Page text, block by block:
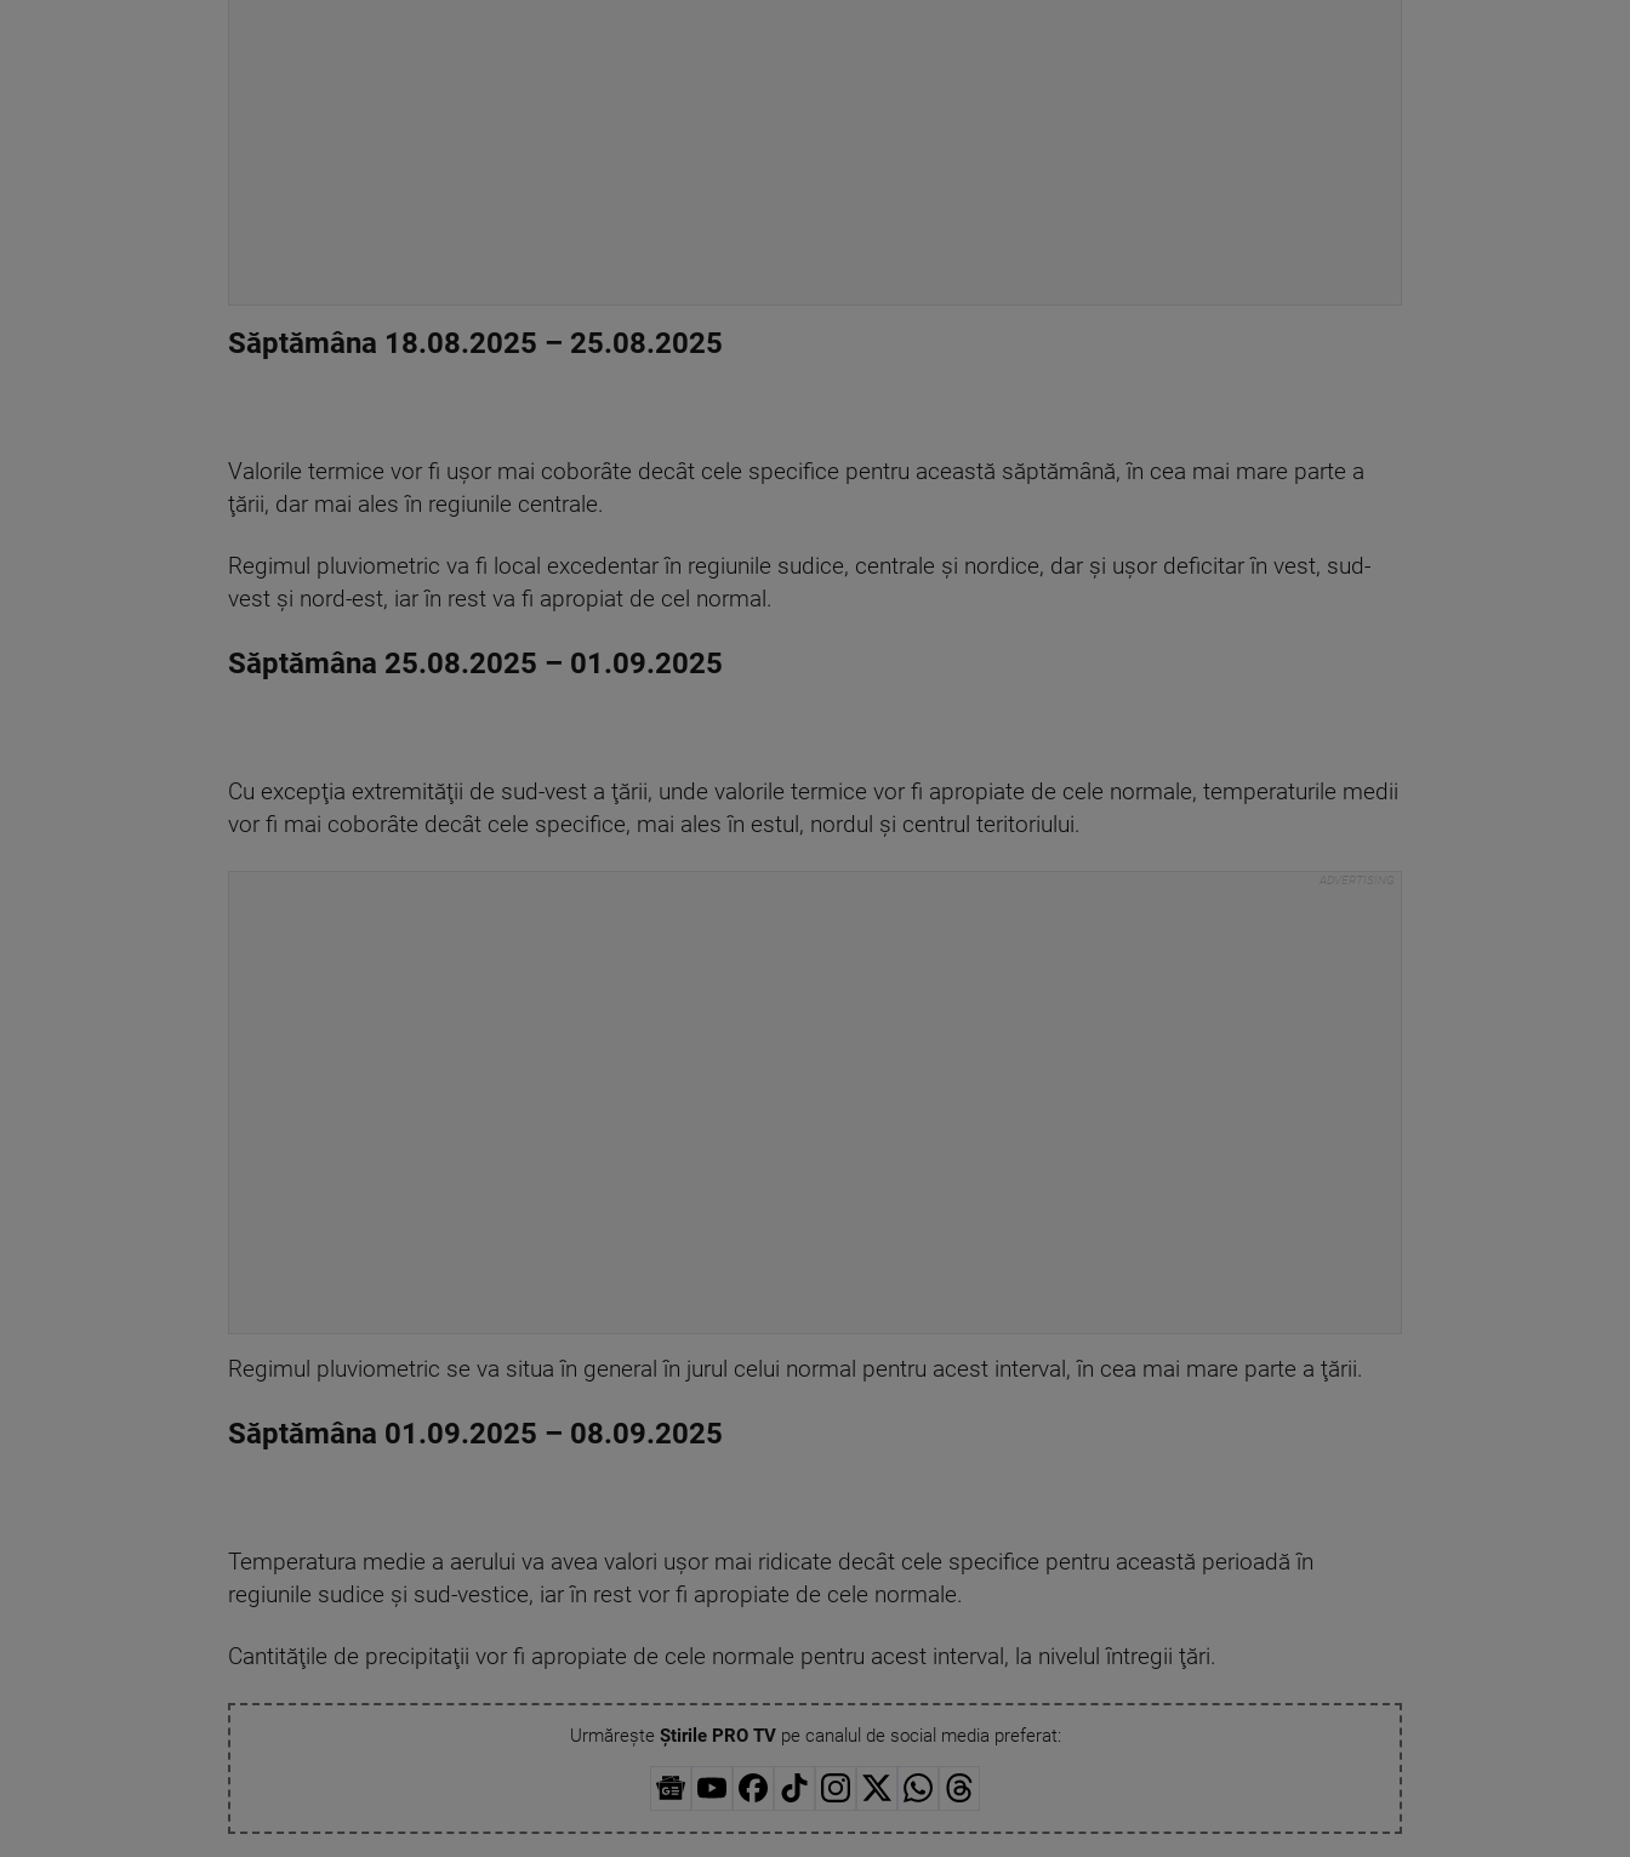
Săptămâna 18.08.2025 – 25.08.2025
Valorile termice vor fi uşor mai coborâte decât cele specifice pentru această săptămână, în cea mai mare parte a
ţării, dar mai ales în regiunile centrale.
Regimul pluviometric va fi local excedentar în regiunile sudice, centrale şi nordice, dar şi uşor deficitar în vest, sud-
vest şi nord-est, iar în rest va fi apropiat de cel normal.
Săptămâna 25.08.2025 – 01.09.2025
Cu excepţia extremităţii de sud-vest a ţării, unde valorile termice vor fi apropiate de cele normale, temperaturile medii
vor fi mai coborâte decât cele specifice, mai ales în estul, nordul şi centrul teritoriului.
Regimul pluviometric se va situa în general în jurul celui normal pentru acest interval, în cea mai mare parte a ţării.
Săptămâna 01.09.2025 – 08.09.2025
Temperatura medie a aerului va avea valori uşor mai ridicate decât cele specifice pentru această perioadă în
regiunile sudice şi sud-vestice, iar în rest vor fi apropiate de cele normale.
Cantităţile de precipitaţii vor fi apropiate de cele normale pentru acest interval, la nivelul întregii ţări.
Urmărește Știrile PRO TVpe canalul de social media preferat: